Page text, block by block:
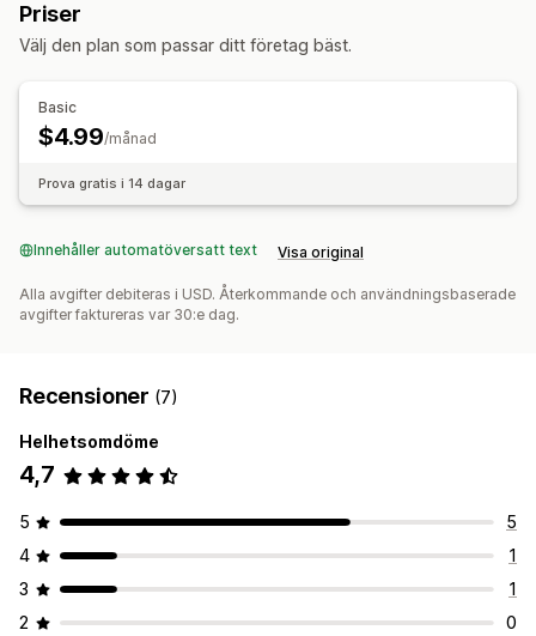
Priser
Välj den plan som passar ditt företag bäst.
Basic
$4.99/månad
Prova gratis i 14 dagar
Innehåller automatöversatt text Visa original
Alla avgifter debiteras i USD. Återkommande och användningsbaserade
avgifter faktureras var 30:e dag.
Recensioner (7)
Helhetsomdöme
4,7
5
5
4
1
3
1
2
0